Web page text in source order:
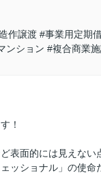
作譲渡 #事業用定期
ンション #複合商業
！
表面的には見えな
ッショナル」の使命